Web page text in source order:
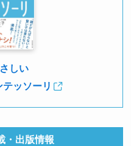
しい
ッソーリ
・出版情報